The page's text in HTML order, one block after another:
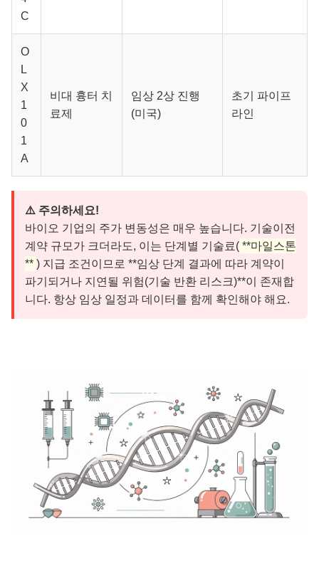
C
O
L
X
1
0
1
A
비대 흉터 치
료제
임상 2상 진행
(미국)
초기 파이프
라인
⚠️ 주의하세요!
바이오 기업의 주가 변동성은 매우 높습니다. 기술이전
계약 규모가 크더라도, 이는 단계별 기술료( **마일스톤
** ) 지급 조건이므로 **임상 단계 결과에 따라 계약이
파기되거나 지연될 위험(기술 반환 리스크)**이 존재합
니다. 항상 임상 일정과 데이터를 함께 확인해야 해요.